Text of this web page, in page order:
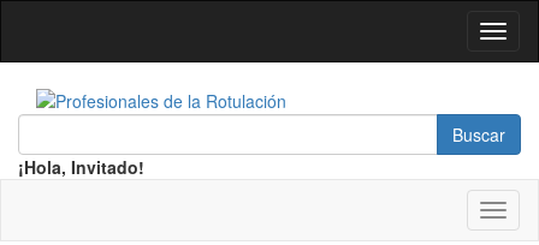
¡Hola, Invitado!